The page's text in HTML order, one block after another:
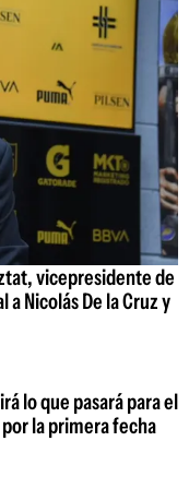
vicepresidente de
Nicolás De la Cruz y
lo que pasará para el
la primera fecha